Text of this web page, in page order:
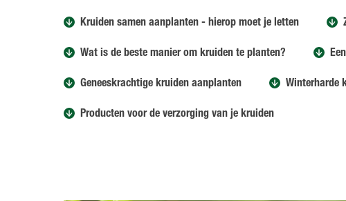
Kruiden samen aanplanten - hierop moet je letten
Wat is de beste manier om kruiden te planten?
Geneeskrachtige kruiden aanplanten Winterharde
Producten voor de verzorging van je kruiden